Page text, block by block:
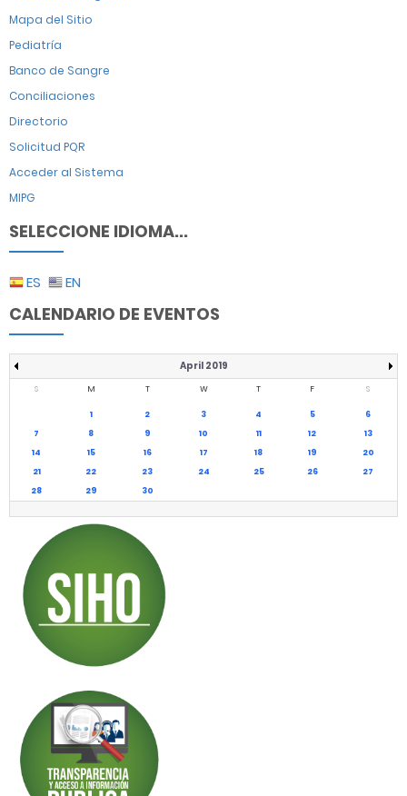
Mapa del Sitio
Pediatría
Banco de Sangre
Conciliaciones
Directorio
Solicitud PQR
Acceder al Sistema
MIPG
SELECCIONE IDIOMA...
ES EN
CALENDARIO DE EVENTOS
April 2019
S M T W T F S
1 2 3 4 5
6
7
8 9 10 11 12
13
14
15 16 17 18 19
20
21
22 23 24 25 26
27
28
29 30